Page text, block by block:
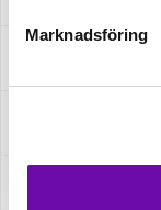
Marknadsföring